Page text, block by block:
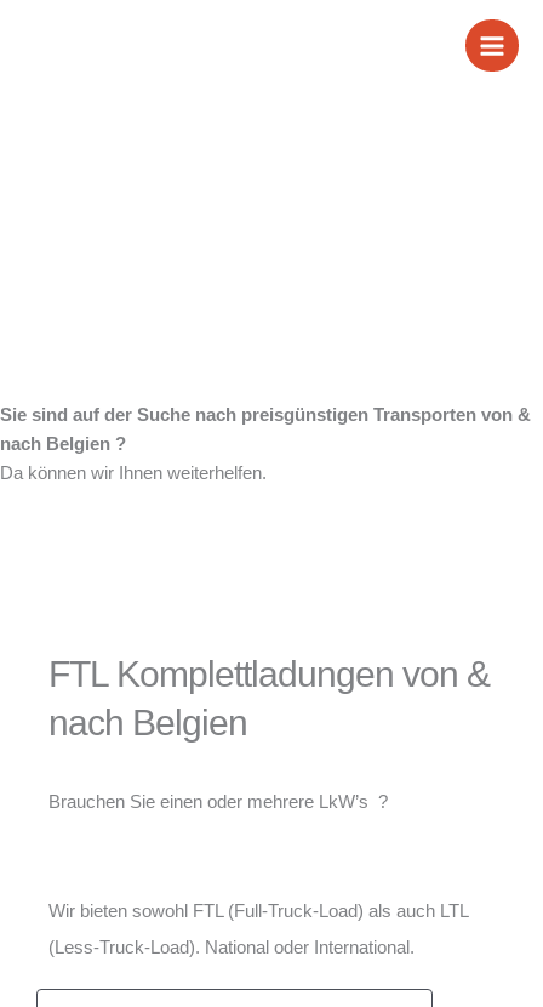
Sie sind auf der Suche nach preisgünstigen Transporten von &
nach Belgien ?
Da können wir Ihnen weiterhelfen.
FTL Komplettladungen von &
nach Belgien
Brauchen Sie einen oder mehrere LkW’s ?
Wir bieten sowohl FTL (Full-Truck-Load) als auch LTL
(Less-Truck-Load). National oder International.